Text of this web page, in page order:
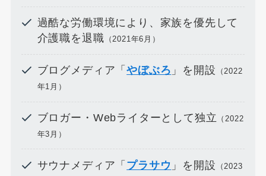
過酷な労働環境により、家族を優先して
介護職を退職 （2021年6月）
ブログメディア「やぼぶろ 」を開設
（2022
年1月）
ブロガー・Webライターとして独立
（2022
年3月）
サウナメディア「 プラサウ 」を開設
（2023